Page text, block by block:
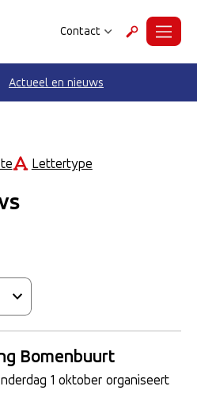
Contact ZoekenMenu
Actueel en nieuws
Lettertype
Bomenbuurt
1 oktober organiseert